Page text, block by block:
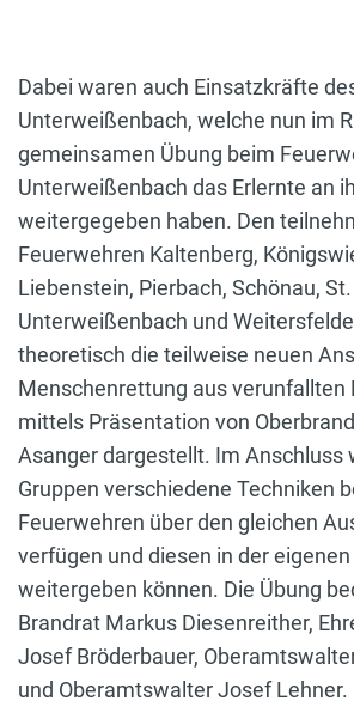
Dabei waren auch Einsatzkräfte
Unterweißenbach, welche nun im
gemeinsamen Übung beim
Unterweißenbach das Erlernte an
weitergegeben haben. Den
Feuerwehren Kaltenberg,
Liebenstein, Pierbach, Schönau,
Unterweißenbach und
theoretisch die teilweise neuen
Menschenrettung aus verunfallten
mittels Präsentation von
Asanger dargestellt. Im Anschluss
Gruppen verschiedene Techniken
Feuerwehren über den gleichen
verfügen und diesen in der
weitergeben können. Die Übung
Brandrat Markus Diesenreither,
Josef Bröderbauer,
und Oberamtswalter Josef Lehner.